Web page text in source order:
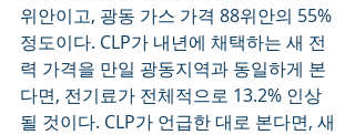
위안이고, 광동 가스 가격 88위안의 55%
정도이다. CLP가 내년에 채택하는 새 전
력 가격을 만일 광동지역과 동일하게 본
다면, 전기료가 전체적으로 13.2% 인상
될 것이다. CLP가 언급한 대로 본다면, 새